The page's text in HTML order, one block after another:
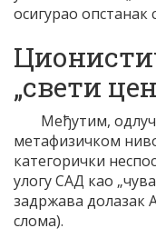
осигурао опстанак
„свети
Међутим,
метафизичком
категорички
улогу САД као
задржава долазак
слома).